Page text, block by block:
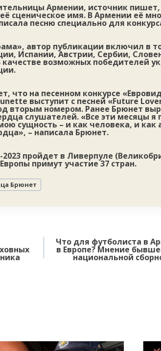
Армении, источник пишет,
сценическое имя. В Армении её
песню специально для
автор публикации включил в
Испании, Австрии, Сербии,
качестве возможных победителей
что на песенном конкурсе
выступит с песней «Future
вторым номером. Ранее Брюнет
слушателей. «Все эти месяцы я
сущность – и как человека, и как
– написала Брюнет.
пройдет в Ливерпуле
примут участие 37 стран.
Брюнет
Что для футболиста в
в Европе? Мнение
национальной